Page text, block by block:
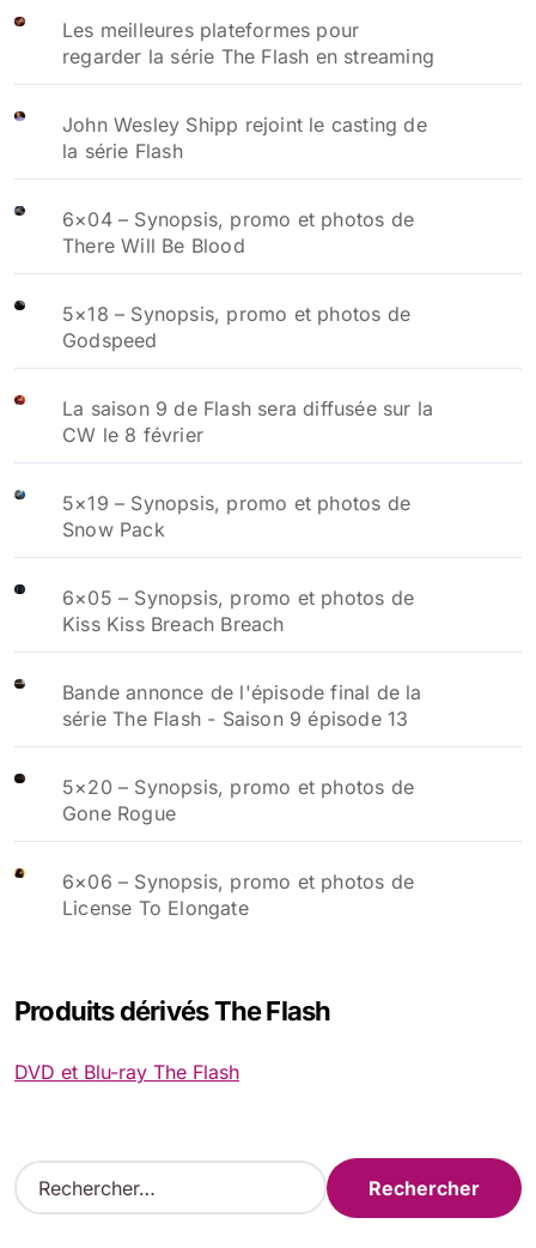
Les meilleures plateformes pour
regarder la série The Flash en streaming
John Wesley Shipp rejoint le casting de
la série Flash
6×04 – Synopsis, promo et photos de
There Will Be Blood
5×18 – Synopsis, promo et photos de
Godspeed
La saison 9 de Flash sera diffusée sur la
CW le 8 février
5×19 – Synopsis, promo et photos de
Snow Pack
6×05 – Synopsis, promo et photos de
Kiss Kiss Breach Breach
Bande annonce de l'épisode final de la
série The Flash - Saison 9 épisode 13
5×20 – Synopsis, promo et photos de
Gone Rogue
6×06 – Synopsis, promo et photos de
License To Elongate
Produits dérivés The Flash
DVD et Blu-ray The Flash
R
e